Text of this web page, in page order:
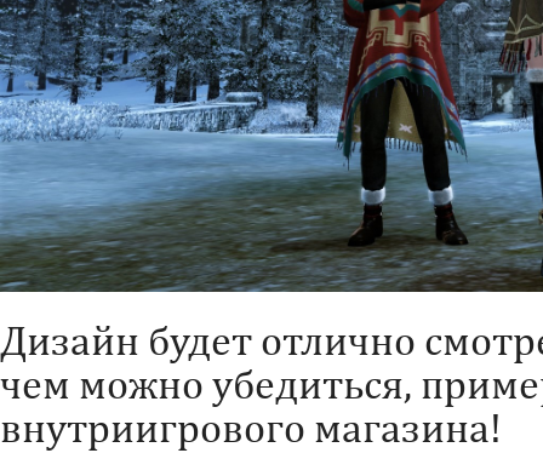
Дизайн будет отлично
чем можно убедиться,
внутриигрового магазина!